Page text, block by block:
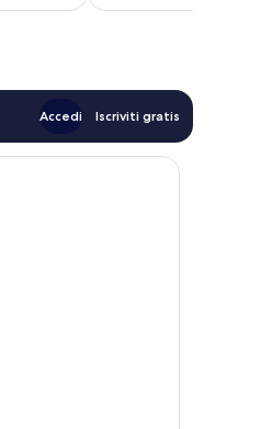
Accedi Iscriviti gratis